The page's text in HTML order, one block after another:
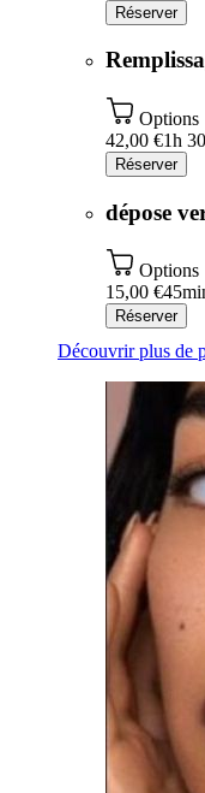
Réserver
Options
42,00 €1h
Réserver
dépose
Options
15,00 €
Réserver
Découvrir plus de